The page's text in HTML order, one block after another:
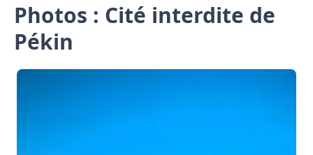
Photos : Cité interdite de
Pékin